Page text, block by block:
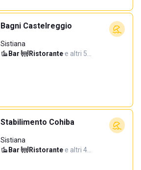
Bagni Castelreggio
Sistiana
Bar· Ristorante·e altri 5…
Stabilimento Cohiba
Sistiana
Bar· Ristorante·e altri 4…